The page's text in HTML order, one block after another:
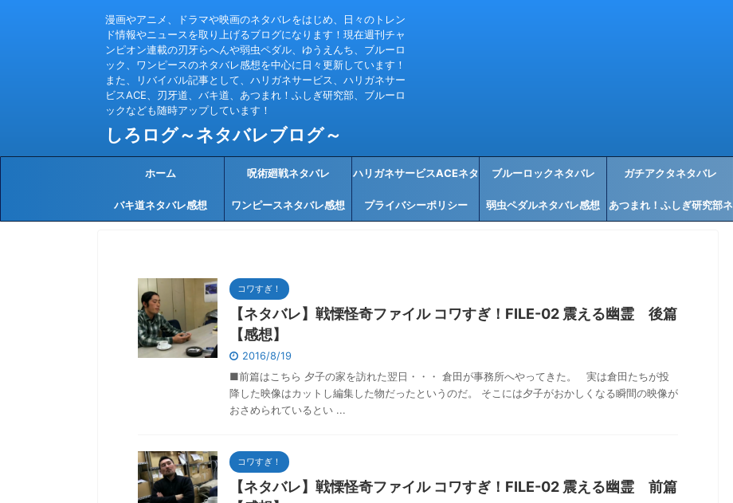
漫画やアニメ、ドラマや映画のネタバレをはじめ、日々のトレン
ド情報やニュースを取り上げるブログになります！現在週刊チャ
ンピオン連載の刃牙らへんや弱虫ペダル、ゆうえんち、ブルーロ
ック、ワンピースのネタバレ感想を中心に日々更新しています！
また、リバイバル記事として、ハリガネサービス、ハリガネサー
ビスACE、刃牙道、バキ道、あつまれ！ふしぎ研究部、ブルーロ
ックなども随時アップしています！
しろログ～ネタバレブログ～
ホーム 呪術廻戦ネタバレ ハリガネサービスACEネタ
バレ感想
ブルーロックネタバレ ガチアクタネタバレ
バキ道ネタバレ感想 ワンピースネタバレ感想 プライバシーポリシー 弱虫ペダルネタバレ感想 あつまれ！ふしぎ研究部ネ
コワすぎ！
【ネタバレ】戦慄怪奇ファイル コワすぎ！FILE-02 震える幽霊 後篇
【感想】
2016/8/19
■前篇はこちら 夕子の家を訪れた翌日・・・ 倉田が事務所へやってきた。 実は倉田たちが投
降した映像はカットし編集した物だったというのだ。 そこには夕子がおかしくなる瞬間の映像が
おさめられているとい ...
コワすぎ！
【ネタバレ】戦慄怪奇ファイル コワすぎ！FILE-02 震える幽霊 前篇